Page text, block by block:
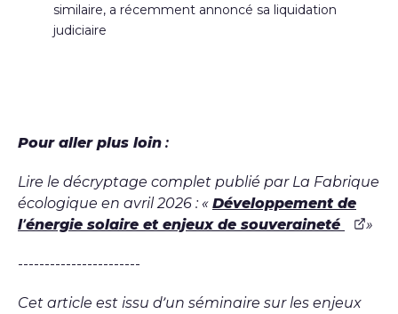
similaire, a récemment annoncé sa liquidation
judiciaire
Pour aller plus loin :
Lire le décryptage complet publié par La Fabrique
écologique en avril 2026 : « Développement de
l’énergie solaire et enjeux de souveraineté
»
-----------------------
Cet article est issu d’un séminaire sur les enjeux